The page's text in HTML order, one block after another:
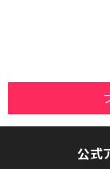
公式